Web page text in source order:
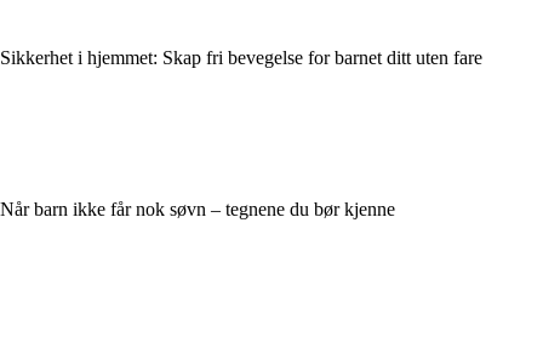
Sikkerhet i hjemmet: Skap fri bevegelse for barnet ditt uten fare
Når barn ikke får nok søvn – tegnene du bør kjenne